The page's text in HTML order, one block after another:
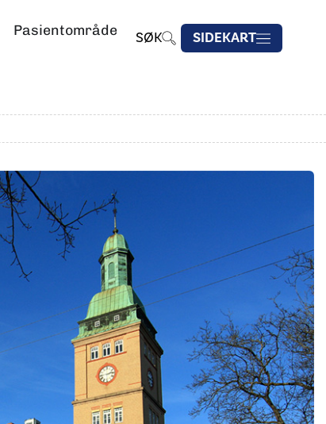
Pasientområde SØK SIDEKART